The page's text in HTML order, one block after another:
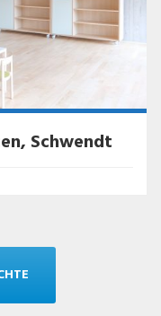
Schwendt